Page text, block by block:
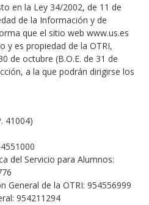
en la Ley 34/2002, de 11 de
de la Información y de
que el sitio web www.us.es
y es propiedad de la OTRI,
de octubre (B.O.E. de 31 de
a la que podrán dirigirse los
41004)
del Servicio para Alumnos:
General de la OTRI: 954556999
954211294